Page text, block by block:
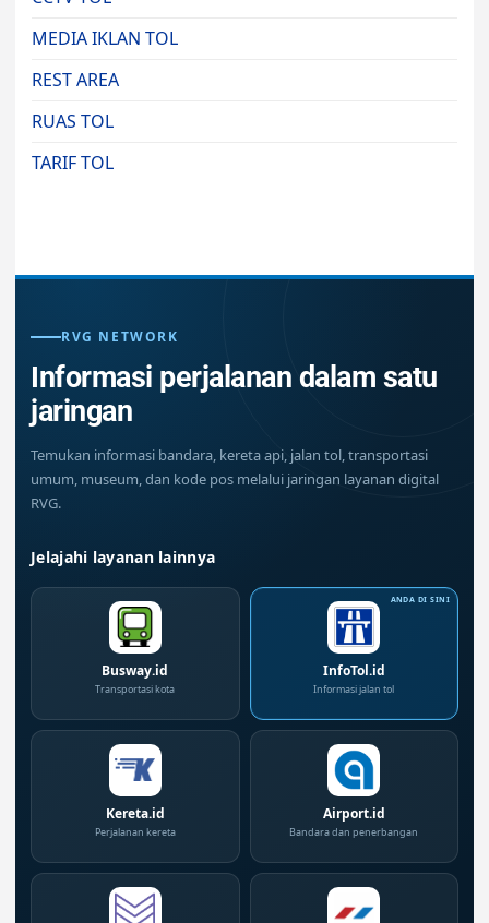
MEDIA IKLAN TOL
REST AREA
RUAS TOL
TARIF TOL
RVG NETWORK
Informasi perjalanan dalam satu
jaringan
Temukan informasi bandara, kereta api, jalan tol, transportasi
umum, museum, dan kode pos melalui jaringan layanan digital
RVG.
Jelajahi layanan lainnya
Busway.id
Transportasi kota
InfoTol.id
Informasi jalan tol
Kereta.id
Perjalanan kereta
Airport.id
Bandara dan penerbangan